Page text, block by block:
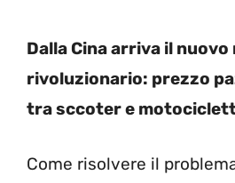
Dalla Cina arriva il
rivoluzionario: prezzo
tra sccoter e
Come risolvere il